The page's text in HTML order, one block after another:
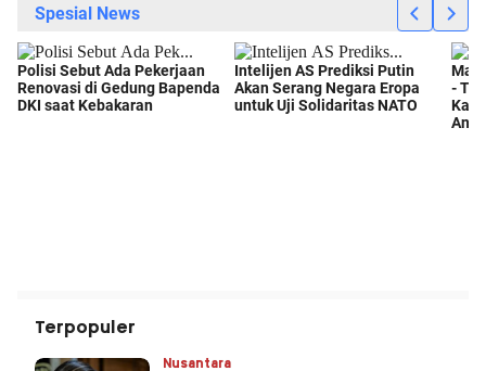
Terpopuler
Nusantara